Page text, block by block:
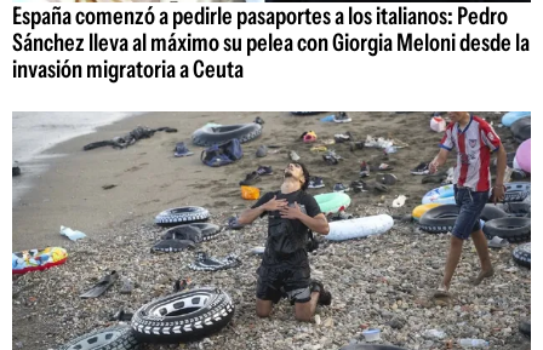
España comenzó a pedirle pasaportes a los italianos: Pedro
Sánchez lleva al máximo su pelea con Giorgia Meloni desde la
invasión migratoria a Ceuta